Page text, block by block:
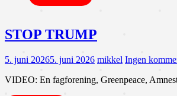
STOP TRUMP
5. juni 20265. juni 2026 mikkel Ingen
VIDEO: En fagforening, Greenpeace,